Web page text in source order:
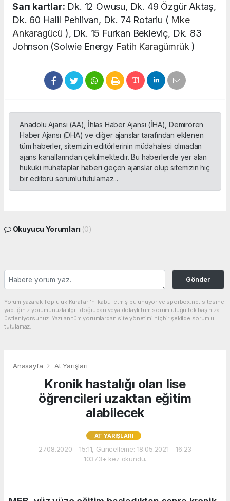
Sarı kartlar: Dk. 12 Owusu, Dk. 49 Özgür Aktaş,
Dk. 60 Halil Pehlivan, Dk. 74 Rotariu ( Mke
Ankaragücü ), Dk. 15 Furkan Bekleviç, Dk. 83
Johnson (Solwie Energy Fatih Karagümrük )
Anadolu Ajansı (AA), İhlas Haber Ajansı (İHA), Demirören
Haber Ajansı (DHA) ve diğer ajanslar tarafından eklenen
tüm haberler, sitemizin editörlerinin müdahalesi olmadan
ajans kanallarından çekilmektedir. Bu haberlerde yer alan
hukuki muhataplar haberi geçen ajanslar olup sitemizin hiç
bir editörü sorumlu tutulamaz...
Okuyucu Yorumları (0)
Gönder
Yorum yazarak Topluluk Kuralları’nı kabul etmiş bulunuyor ve sporbox.net sitesine
yaptığınız yorumunuzla ilgili doğrudan veya dolaylı tüm sorumluluğu tek başınıza
üstleniyorsunuz. Yazılan tüm yorumlardan site yönetimi hiçbir şekilde sorumlu
tutulamaz.
Anasayfa At Yarışları
Kronik hastalığı olan lise
öğrencileri uzaktan eğitim
alabilecek
AT YARIŞLARI
27.08.2020 - 15:11, Güncelleme: 18.05.2021 - 16:23
10373+ kez okundu.